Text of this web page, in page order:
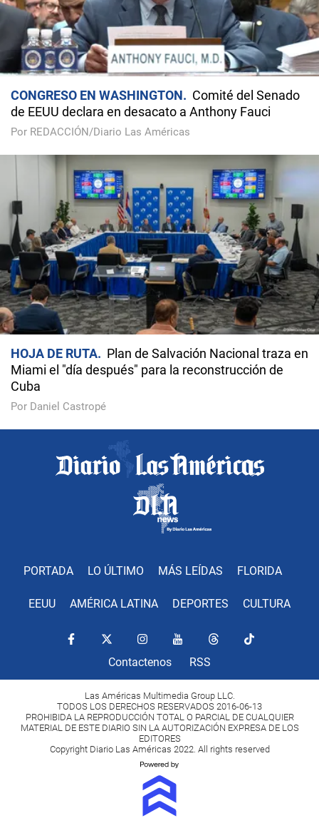
CONGRESO EN WASHINGTON
Comité del Senado
de EEUU declara en desacato a Anthony Fauci
Por REDACCIÓN/Diario Las Américas
HOJA DE RUTA
Plan de Salvación Nacional traza en
Miami el "día después" para la reconstrucción de
Cuba
Por Daniel Castropé
PORTADA LO ÚLTIMO MÁS LEÍDAS FLORIDA
EEUU AMÉRICA LATINA DEPORTES CULTURA
Contactenos RSS
Las Américas Multimedia Group LLC.
TODOS LOS DERECHOS RESERVADOS 2016-06-13
PROHIBIDA LA REPRODUCCIÓN TOTAL O PARCIAL DE CUALQUIER
MATERIAL DE ESTE DIARIO SIN LA AUTORIZACIÓN EXPRESA DE LOS
EDITORES
Copyright Diario Las Américas 2022. All rights reserved